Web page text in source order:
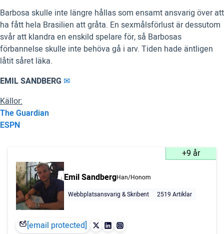
Barbosa skulle inte längre hållas som ensamt ansvarig över att
ha fått hela Brasilien att gråta. En sexmålsförlust är dessutom
svår att klandra en enskild spelare för, så Barbosas
förbannelse skulle inte behöva gå i arv. Tiden hade äntligen
låtit såret läka.
EMIL SANDBERG ✉
Källor:
The Guardian
ESPN
+9 år
Emil SandbergHan/Honom
Webbplatsansvarig & Skribent
2519 Artiklar
[email protected]